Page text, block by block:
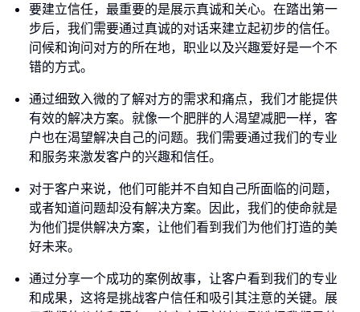
要建立信任，最重要的是展示真诚和关心。在踏出第一
步后，我们需要通过真诚的对话来建立起初步的信任。
问候和询问对方的所在地，职业以及兴趣爱好是一个不
错的方式。
通过细致入微的了解对方的需求和痛点，我们才能提供
有效的解决方案。就像一个肥胖的人渴望减肥一样，客
户也在渴望解决自己的问题。我们需要通过我们的专业
和服务来激发客户的兴趣和信任。
对于客户来说，他们可能并不自知自己所面临的问题，
或者知道问题却没有解决方案。因此，我们的使命就是
为他们提供解决方案，让他们看到我们为他们打造的美
好未来。
通过分享一个成功的案例故事，让客户看到我们的专业
和成果，这将是挑战客户信任和吸引其注意的关键。展